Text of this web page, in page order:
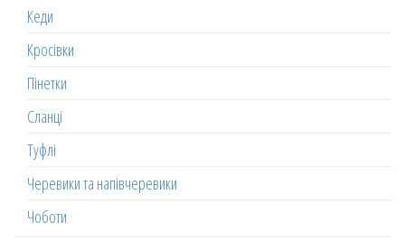
Кеди
Кросівки
Пінетки
Сланці
Туфлі
Черевики та напівчеревики
Чоботи